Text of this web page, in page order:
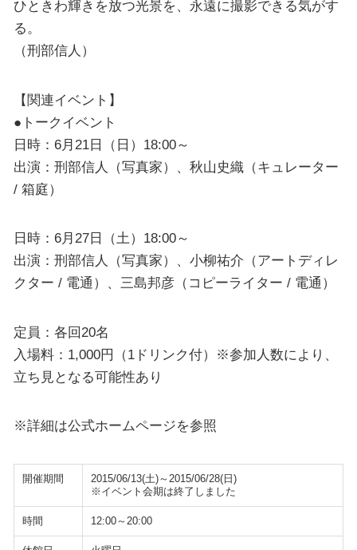
ひときわ輝きを放つ光景を、永遠に撮影できる気がす
る。
（刑部信人）
【関連イベント】
●トークイベント
日時：6月21日（日）18:00～
出演：刑部信人（写真家）、秋山史織（キュレーター
/ 箱庭）
日時：6月27日（土）18:00～
出演：刑部信人（写真家）、小柳祐介（アートディレ
クター / 電通）、三島邦彦（コピーライター / 電通）
定員：各回20名
入場料：1,000円（1ドリンク付）※参加人数により、
立ち見となる可能性あり
※詳細は公式ホームページを参照
開催期間
2015/06/13(土)～2015/06/28(日)
※イベント会期は終了しました
時間 12:00～20:00